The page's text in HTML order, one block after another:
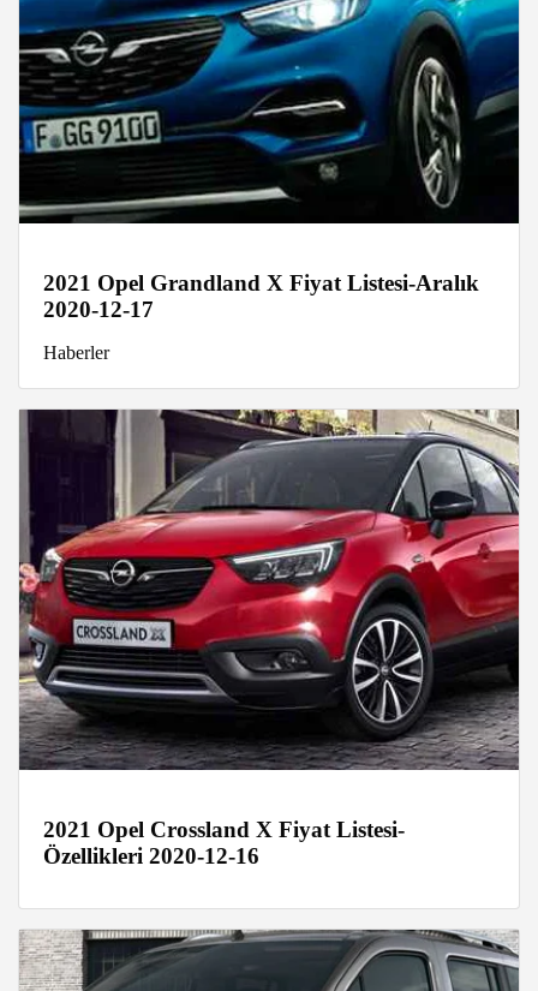
2021 Opel Grandland X Fiyat Listesi-Aralık
2020-12-17
Haberler
2021 Opel Crossland X Fiyat Listesi-
Özellikleri 2020-12-16